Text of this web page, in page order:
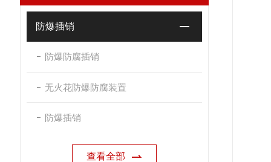
防爆插销
防爆防腐插销
无火花防爆防腐装置
防爆插销
查看全部